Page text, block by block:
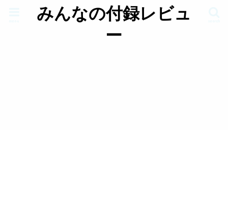
みんなの付録レビュ
ー